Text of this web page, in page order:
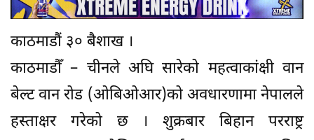
काठमाडौं ३० बैशाख ।
काठमाडौँ – चीनले अघि सारेको महत्वाकांक्षी वान
बेल्ट वान रोड (ओबिओआर)को अवधारणामा नेपालले
हस्ताक्षर गरेको छ । शुक्रबार बिहान परराष्ट्र